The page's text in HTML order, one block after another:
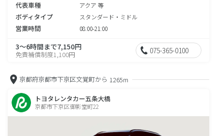
代表車種 アクア 等
ボディタイプ スタンダード・ミドル
営業時間 08:00-21:00
3～6時間まで7,150円
免責補償制度1,100円 075-365-0100
京都府京都市下京区文覚町から 1265m
トヨタレンタカー五条大橋
京都市下京区御影堂町22